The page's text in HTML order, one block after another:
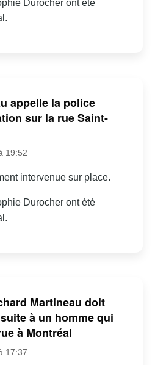
Durocher ont été
appelle la police
sur la rue Saint-
19:52
intervenue sur place.
Durocher ont été
Martineau doit
à un homme qui
à Montréal
17:37